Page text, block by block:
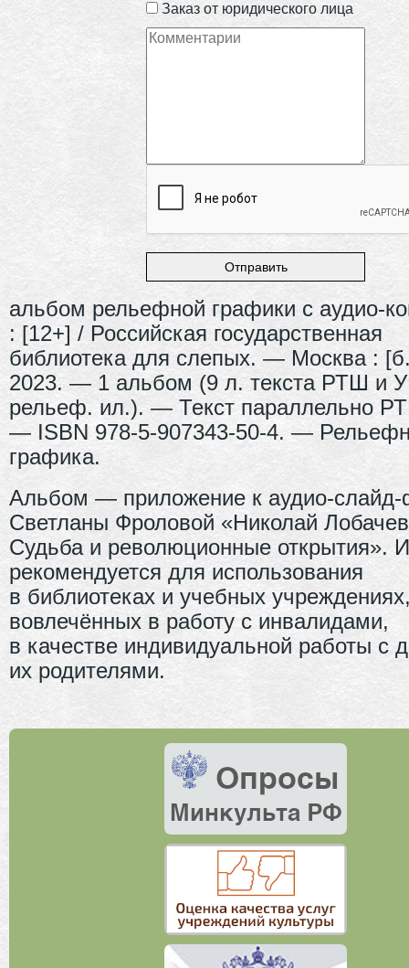
Заказ от юридического лица
альбом рельефной графики с аудио-
: [12+] / Российская государственная
библиотека для слепых. — Москва :
2023. — 1 альбом (9 л. текста РТШ и
рельеф. ил.). — Текст параллельно
— ISBN 978-5-907343-50-4. —
графика.
Альбом — приложение к аудио-
Светланы Фроловой «Николай
Судьба и революционные открытия».
рекомендуется для использования
в библиотеках и учебных
вовлечённых в работу с инвалидами,
в качестве индивидуальной работы с
их родителями.